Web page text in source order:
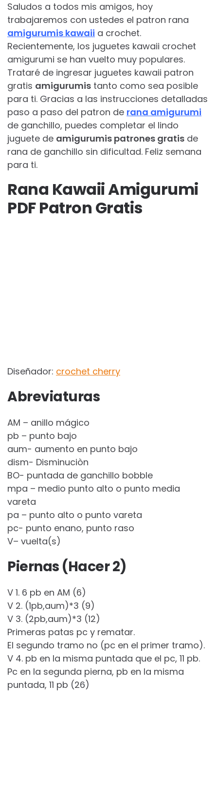
Saludos a todos mis amigos, hoy
trabajaremos con ustedes el patron rana
amigurumis kawaii a crochet.
Recientemente, los juguetes kawaii crochet
amigurumi se han vuelto muy populares.
Trataré de ingresar juguetes kawaii patron
gratis amigurumis tanto como sea posible
para ti. Gracias a las instrucciones detalladas
paso a paso del patron de rana amigurumi
de ganchillo, puedes completar el lindo
juguete de amigurumis patrones gratis de
rana de ganchillo sin dificultad. Feliz semana
para ti.
Rana Kawaii Amigurumi
PDF Patron Gratis
Diseñador: crochet cherry
Abreviaturas
AM – anillo mágico
pb – punto bajo
aum- aumento en punto bajo
dism- Disminuciòn
BO- puntada de ganchillo bobble
mpa – medio punto alto o punto media
vareta
pa – punto alto o punto vareta
pc- punto enano, punto raso
V– vuelta(s)
Piernas (Hacer 2)
V 1. 6 pb en AM (6)
V 2. (1pb,aum)*3 (9)
V 3. (2pb,aum)*3 (12)
Primeras patas pc y rematar.
El segundo tramo no (pc en el primer tramo).
V 4. pb en la misma puntada que el pc, 11 pb.
Pc en la segunda pierna, pb en la misma
puntada, 11 pb (26)